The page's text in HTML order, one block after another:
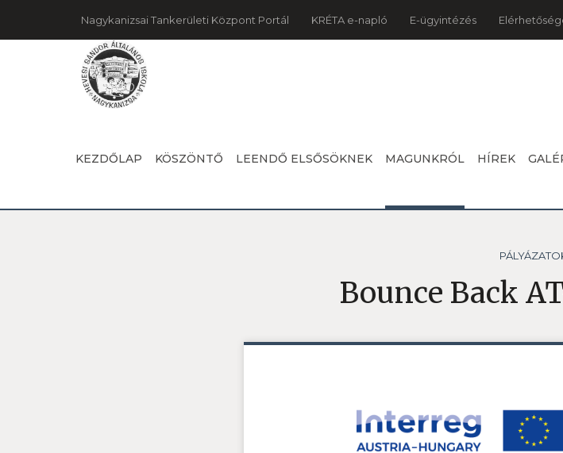
Nagykanizsai Tankerületi Központ Portál KRÉTA e-napló E-ügyintézés
KEZDŐLAP KÖSZÖNTŐ LEENDŐ ELSŐSÖKNEK MAGUNKRÓL HÍREK
Bounce Back